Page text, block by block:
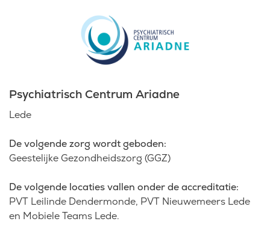
Werken bij
Inlogportalen
Psychiatrisch Centrum Ariadne
Lede
De volgende zorg wordt geboden:
Geestelijke Gezondheidszorg (GGZ)
De volgende locaties vallen onder de accreditatie:
PVT Leilinde Dendermonde, PVT Nieuwemeers Lede
en Mobiele Teams Lede.